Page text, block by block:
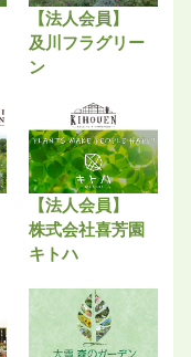
【法人会員】
及川フラグリー
ン
【法人会員】
株式会社喜芳園
キトハ